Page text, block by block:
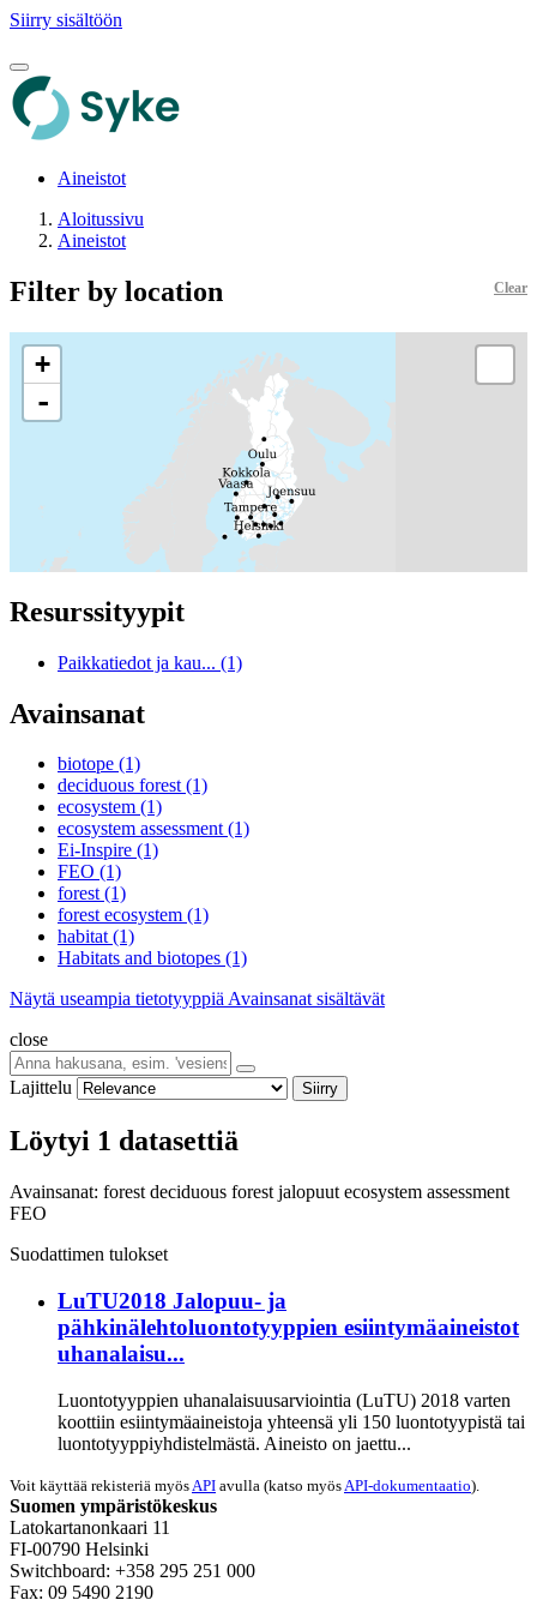
Siirry sisältöön
Aineistot
Aloitussivu
Aineistot
Filter by location Clear
+
-
Resurssityypit
Paikkatiedot ja kau... (1)
Avainsanat
biotope (1)
deciduous forest (1)
ecosystem (1)
ecosystem assessment (1)
Ei-Inspire (1)
FEO (1)
forest (1)
forest ecosystem (1)
habitat (1)
Habitats and biotopes (1)
Näytä useampia tietotyyppiä Avainsanat sisältävät
close
Lajittelu Siirry
Löytyi 1 datasettiä
Avainsanat: forest deciduous forest jalopuut ecosystem assessment
FEO
Suodattimen tulokset
LuTU2018 Jalopuu- ja
pähkinälehtoluontotyyppien esiintymäaineistot
uhanalaisu...
Luontotyyppien uhanalaisuusarviointia (LuTU) 2018 varten
koottiin esiintymäaineistoja yhteensä yli 150 luontotyypistä tai
luontotyyppiyhdistelmästä. Aineisto on jaettu...
Voit käyttää rekisteriä myös API avulla (katso myös API-dokumentaatio).
Suomen ympäristökeskus
Latokartanonkaari 11
FI-00790 Helsinki
Switchboard: +358 295 251 000
Fax: 09 5490 2190